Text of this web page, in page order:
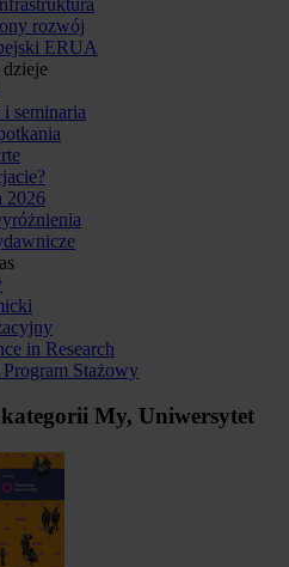
rozwój
ERUA
dzieje
seminaria
2026
in Research
Stażowy
My, Uniwersytet